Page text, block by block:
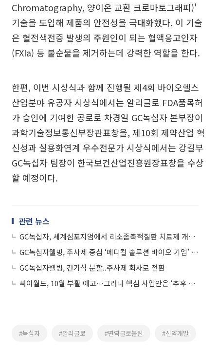
Chromatography, 양이온 교환 크로마토그래피)'
기술을 도입해 제품의 안전성을 극대화했다. 이 기술
은 혈전색전증 발생의 주원인이 되는 혈액응고인자
(FXIa) 등 불순물을 제거하는데 강력한 역할을 한다.
한편, 이번 시상식과 함께 진행될 제4회 바이오헬스
산업분야 유공자 시상식에서는 알리글로 FDA품목허
가 승인에 기여한 공로로 차경일 GC녹십자 본부장이
과학기술정보통신부장관표창을, 제10회 제약산업 혁
신성과 실용화연계 우수전문가 시상식에서는 강길부
GC녹십자 팀장이 한국보건산업진흥원장표창을 수상
할 예정이다.
관련 뉴스
GC녹십자, 세계심포지엄에서 리소좀축적질환 치료제 개발 동향 발표
GC녹십자웰빙, 주사제 중심 ‘메디컬 솔루션 바이오 기업’ 재탄생
GC녹십자웰빙, 건기식 분할..주사제 회사로 전환
싸이월드, 10월 부활 예고…그러나 핵심 사업안은 ‘추후 공개’
#녹십자 #알리글로 #면역글로불린 #신약개발